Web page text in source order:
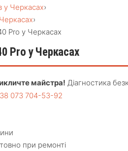
у Черкасах›
›
Pro у Черкасах
Pro у Черкасах
майстра! Діагностика
073 704-53-92
при ремонті